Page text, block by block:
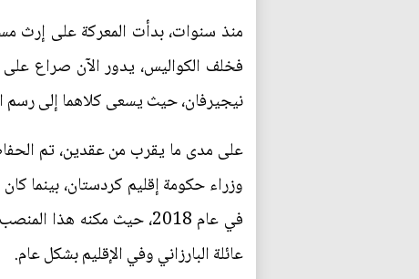
منذ سنوات، بدأت المعركة على إرث
فخلف الكواليس، يدور الآن صراع
نيجيرفان، حيث يسعى كلاهما إلى رسم
على مدى ما يقرب من عقدين، تم
وزراء حكومة إقليم كردستان، بينما
في عام 2018، حيث مكنه
عائلة البارزاني وفي الإقليم بشكل عام.